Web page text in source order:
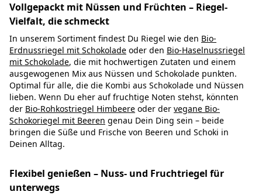
Vollgepackt mit Nüssen und Früchten – Riegel-
Vielfalt, die schmeckt
In unserem Sortiment findest Du Riegel wie den Bio-
Erdnussriegel mit Schokolade oder den Bio-Haselnussriegel
mit Schokolade, die mit hochwertigen Zutaten und einem
ausgewogenen Mix aus Nüssen und Schokolade punkten.
Optimal für alle, die die Kombi aus Schokolade und Nüssen
lieben. Wenn Du eher auf fruchtige Noten stehst, könnten
der Bio-Rohkostriegel Himbeere oder der vegane Bio-
Schokoriegel mit Beeren genau Dein Ding sein – beide
bringen die Süße und Frische von Beeren und Schoki in
Deinen Alltag.
Flexibel genießen – Nuss- und Fruchtriegel für
unterwegs